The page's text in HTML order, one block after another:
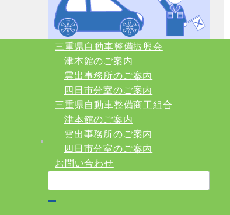
三重県自動車整備振興会
津本館のご案内
雲出事務所のご案内
四日市分室のご案内
三重県自動車整備商工組合
津本館のご案内
雲出事務所のご案内
四日市分室のご案内
お問い合わせ
索：